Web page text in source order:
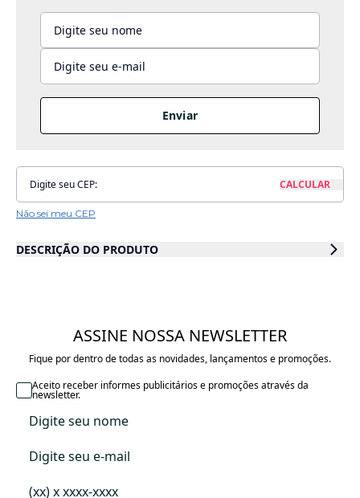
Enviar
Não sei meu CEP
DESCRIÇÃO DO PRODUTO
Tamanho: 140 x 200 cm
Rosa
Materiais:
Algodão natural
Tapete lavável inspirado num padrão de pistas largas e estreitas. O
ASSINE NOSSA NEWSLETTER
Fique por dentro de todas as novidades, lançamentos e promoções.
Aceito receber informes publicitários e promoções através da
newsletter.